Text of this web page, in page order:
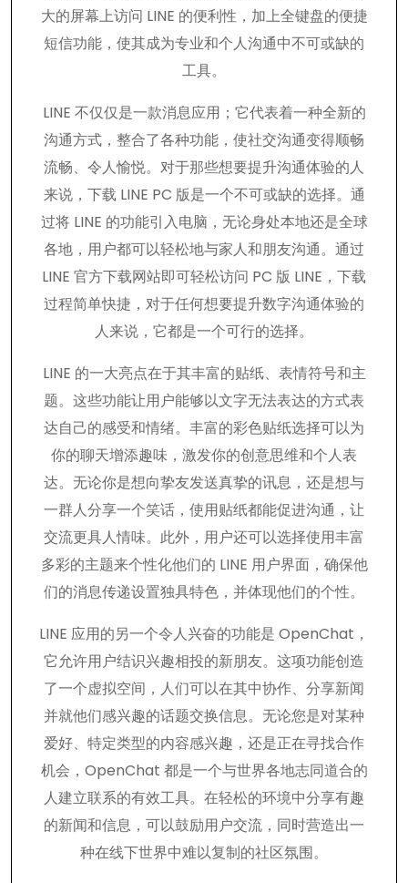
大的屏幕上访问 LINE 的便利性，加上全键盘的便捷
短信功能，使其成为专业和个人沟通中不可或缺的
工具。
LINE 不仅仅是一款消息应用；它代表着一种全新的
沟通方式，整合了各种功能，使社交沟通变得顺畅
流畅、令人愉悦。对于那些想要提升沟通体验的人
来说，下载 LINE PC 版是一个不可或缺的选择。通
过将 LINE 的功能引入电脑，无论身处本地还是全球
各地，用户都可以轻松地与家人和朋友沟通。通过
LINE 官方下载网站即可轻松访问 PC 版 LINE，下载
过程简单快捷，对于任何想要提升数字沟通体验的
人来说，它都是一个可行的选择。
LINE 的一大亮点在于其丰富的贴纸、表情符号和主
题。这些功能让用户能够以文字无法表达的方式表
达自己的感受和情绪。丰富的彩色贴纸选择可以为
你的聊天增添趣味，激发你的创意思维和个人表
达。无论你是想向挚友发送真挚的讯息，还是想与
一群人分享一个笑话，使用贴纸都能促进沟通，让
交流更具人情味。此外，用户还可以选择使用丰富
多彩的主题来个性化他们的 LINE 用户界面，确保他
们的消息传递设置独具特色，并体现他们的个性。
LINE 应用的另一个令人兴奋的功能是 OpenChat，
它允许用户结识兴趣相投的新朋友。这项功能创造
了一个虚拟空间，人们可以在其中协作、分享新闻
并就他们感兴趣的话题交换信息。无论您是对某种
爱好、特定类型的内容感兴趣，还是正在寻找合作
机会，OpenChat 都是一个与世界各地志同道合的
人建立联系的有效工具。在轻松的环境中分享有趣
的新闻和信息，可以鼓励用户交流，同时营造出一
种在线下世界中难以复制的社区氛围。